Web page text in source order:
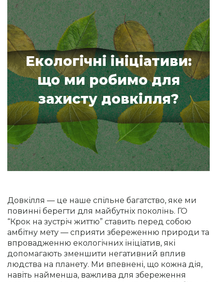
Екологічні ініціативи:
що ми робимо для
захисту довкілля?
Довкілля — це наше спільне багатство, яке ми
повинні берегти для майбутніх поколінь. ГО
“Крок на зустріч життю” ставить перед собою
амбітну мету — сприяти збереженню природи та
впровадженню екологічних ініціатив, які
допомагають зменшити негативний вплив
людства на планету. Ми впевнені, що кожна дія,
навіть найменша, важлива для збереження